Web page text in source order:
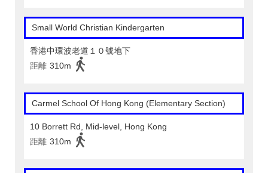
Small World Christian Kindergarten
香港中環波老道１０號地下
距離 310m
Carmel School Of Hong Kong (Elementary Section)
10 Borrett Rd, Mid-level, Hong Kong
距離 310m